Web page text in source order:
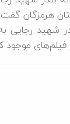
هرمزگان
فیلم‌های